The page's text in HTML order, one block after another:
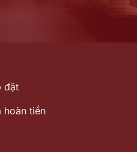
đặt
hoàn tiền